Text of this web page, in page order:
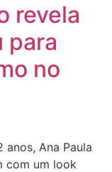
revela
para
no
anos, Ana Paula
com um look